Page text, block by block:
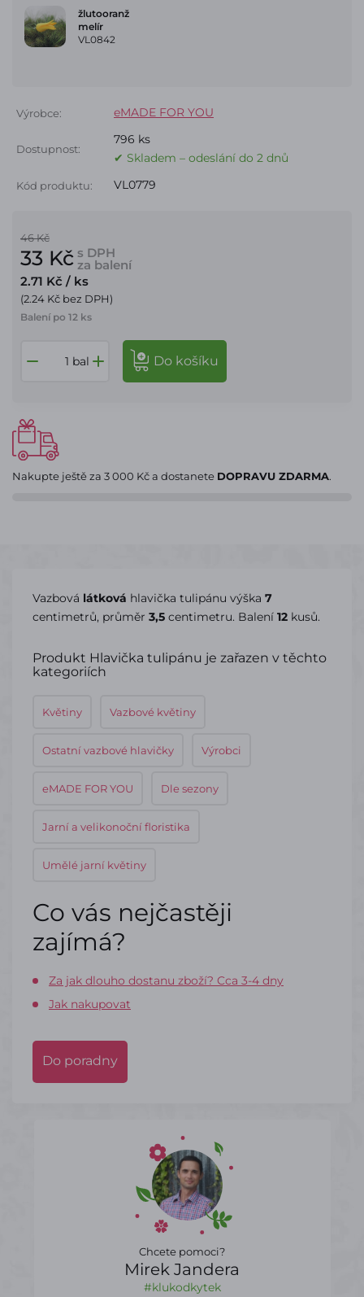
žlutooranž
melír
VL0842
Výrobce: eMADE FOR YOU
Dostupnost:
796 ks
✔ Skladem – odeslání do 2 dnů
Kód produktu: VL0779
46 Kč
33 Kč s DPH
za balení
2.71 Kč / ks
(2.24 Kč bez DPH)
Balení po 12 ks
bal do košíku
Nakupte ještě za 3 000 Kča dostanete DOPRAVU ZDARMA.
Vazbová látková hlavička tulipánu výška 7
centimetrů, průměr 3,5 centimetru. Balení 12 kusů.
Produkt Hlavička tulipánu je zařazen v těchto
kategoriích
Květiny Vazbové květiny
Ostatní vazbové hlavičky Výrobci
eMADE FOR YOU Dle sezony
Jarní a velikonoční floristika
Umělé jarní květiny
Co vás nejčastěji
zajímá?
Za jak dlouho dostanu zboží? Cca 3-4 dny
Jak nakupovat
Do poradny
Chcete pomoci?
Mirek Jandera
#klukodkytek